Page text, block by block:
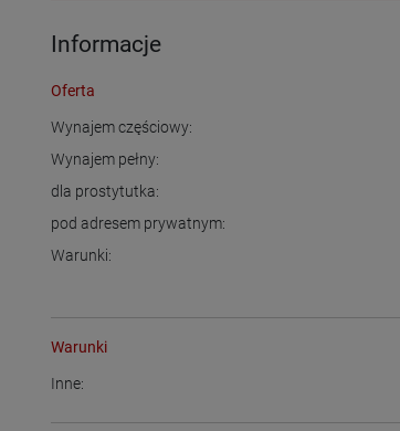
Informacje
Oferta
Wynajem częściowy:
Wynajem pełny:
dla prostytutka:
pod adresem prywatnym:
Warunki:
Warunki
Inne: